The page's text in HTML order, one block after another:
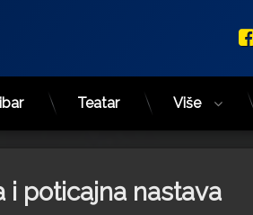
Teatar Više
i poticajna nastava